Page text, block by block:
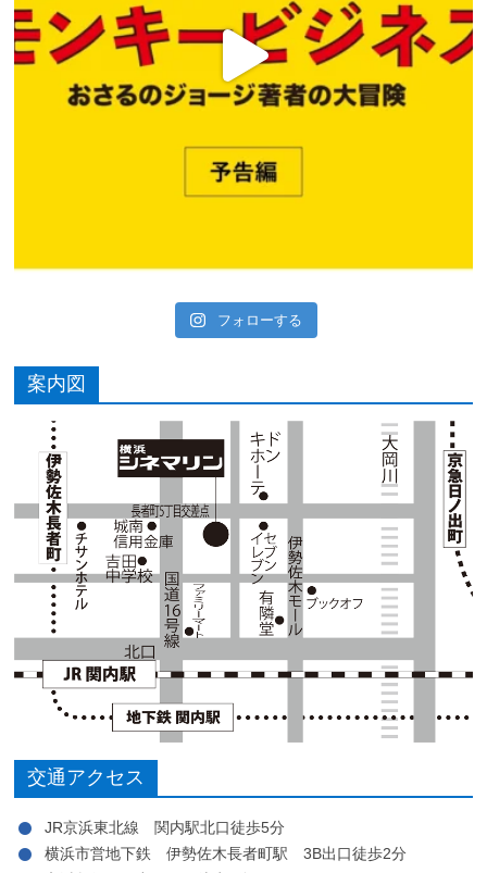
フォローする
案内図
交通アクセス
JR京浜東北線 関内駅北口徒歩5分
横浜市営地下鉄 伊勢佐木長者町駅 3B出口徒歩2分